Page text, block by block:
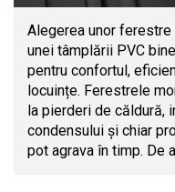
Alegerea unor
unei tâmplării PVC
pentru confortul,
locuințe. Ferestrele
la pierderi de căldură,
condensului și chiar
pot agrava în timp. De